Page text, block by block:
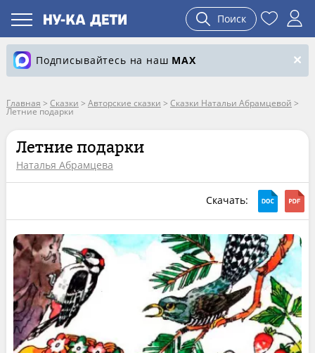
Поиск
Подписывайтесь на наш MAX
Главная > Сказки > Авторские сказки > Сказки Натальи Абрамцевой >
Летние подарки
Летние подарки
Наталья Абрамцева
Скачать: